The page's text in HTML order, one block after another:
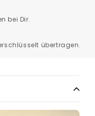
bei Dir.
übertragen.